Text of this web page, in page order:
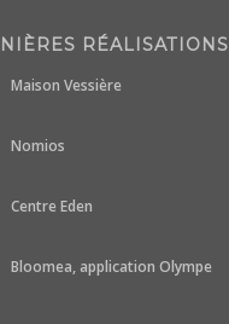
RÉALISATIONS
Maison Vessière
Nomios
Centre Eden
Bloomea, application Olympe